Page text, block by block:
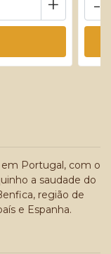
Portugal, com o
a saudade do
região de
e Espanha.